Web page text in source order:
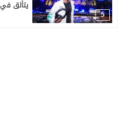
5
يتألق